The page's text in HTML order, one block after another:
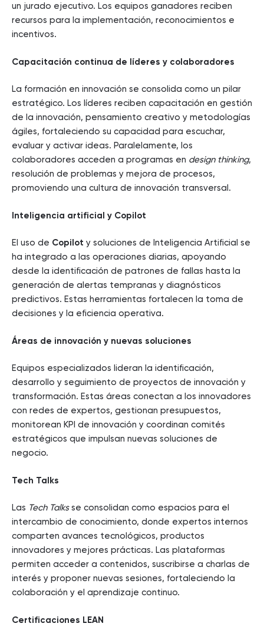
un jurado ejecutivo. Los equipos ganadores reciben
recursos para la implementación, reconocimientos e
incentivos.
Capacitación continua de líderes y colaboradores
La formación en innovación se consolida como un pilar
estratégico. Los líderes reciben capacitación en gestión
de la innovación, pensamiento creativo y metodologías
ágiles, fortaleciendo su capacidad para escuchar,
evaluar y activar ideas. Paralelamente, los
colaboradores acceden a programas en design thinking,
resolución de problemas y mejora de procesos,
promoviendo una cultura de innovación transversal.
Inteligencia artificial y Copilot
El uso de Copilot y soluciones de Inteligencia Artificial se
ha integrado a las operaciones diarias, apoyando
desde la identificación de patrones de fallas hasta la
generación de alertas tempranas y diagnósticos
predictivos. Estas herramientas fortalecen la toma de
decisiones y la eficiencia operativa.
Áreas de innovación y nuevas soluciones
Equipos especializados lideran la identificación,
desarrollo y seguimiento de proyectos de innovación y
transformación. Estas áreas conectan a los innovadores
con redes de expertos, gestionan presupuestos,
monitorean KPI de innovación y coordinan comités
estratégicos que impulsan nuevas soluciones de
negocio.
Tech Talks
Las Tech Talksse consolidan como espacios para el
intercambio de conocimiento, donde expertos internos
comparten avances tecnológicos, productos
innovadores y mejores prácticas. Las plataformas
permiten acceder a contenidos, suscribirse a charlas de
interés y proponer nuevas sesiones, fortaleciendo la
colaboración y el aprendizaje continuo.
Certificaciones LEAN